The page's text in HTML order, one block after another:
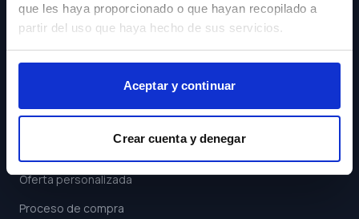
que les haya proporcionado o que hayan recopilado a
partir del uso que haya hecho de sus servicios.
Aceptar y continuar
Crear cuenta y denegar
Acepto los
Términos y
Condiciones
Suscribirse
ENLACES
Oferta personalizada
Proceso de compra